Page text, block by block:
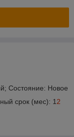
Состояние: Новое
срок (мес): 1 2